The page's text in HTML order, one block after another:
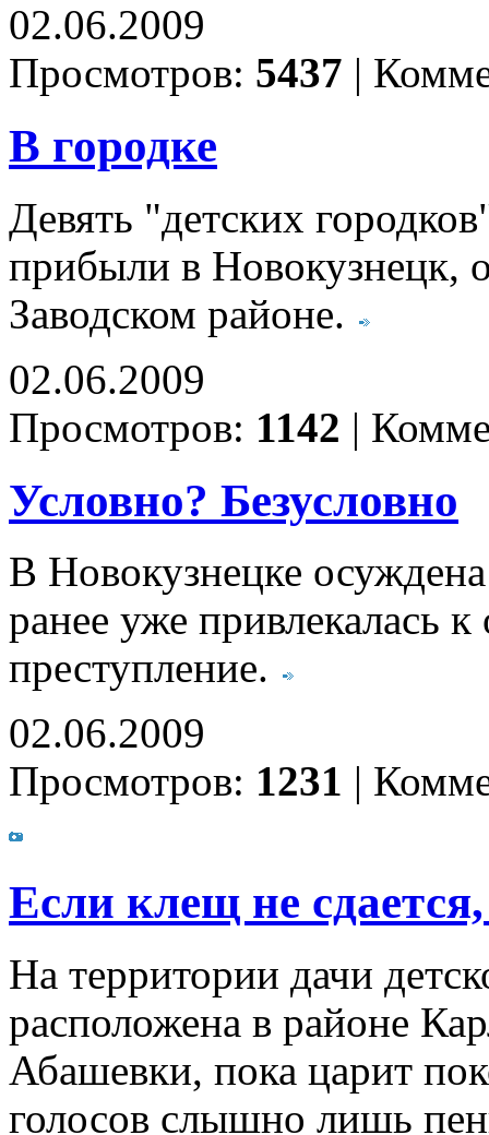
02.06.2009
Просмотров: 5437 |
В городке
Девять "детских
прибыли в Новокузнецк,
Заводском районе.
02.06.2009
Просмотров: 1142 |
Условно? Безусловно
В Новокузнецке осуждена
ранее уже привлекалась к
преступление.
02.06.2009
Просмотров: 1231 |
Если клещ не
На территории дачи
расположена в районе
Абашевки, пока царит
голосов слышно лишь